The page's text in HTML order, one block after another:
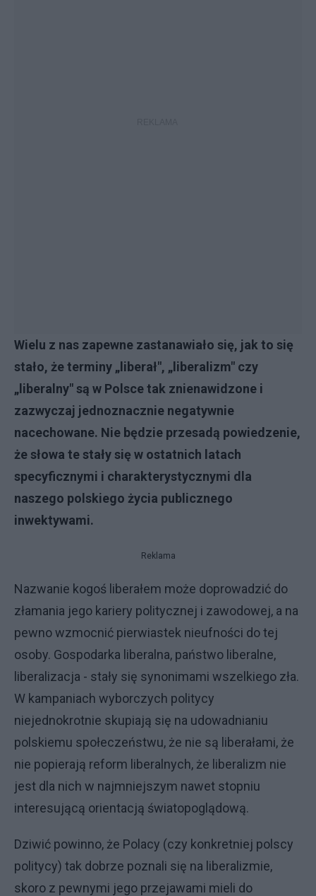
Wielu z nas zapewne zastanawiało się, jak to się
stało, że terminy „liberał", „liberalizm" czy
„liberalny" są w Polsce tak znienawidzone i
zazwyczaj jednoznacznie negatywnie
nacechowane. Nie będzie przesadą powiedzenie,
że słowa te stały się w ostatnich latach
specyficznymi i charakterystycznymi dla
naszego polskiego życia publicznego
inwektywami.
Reklama
Nazwanie kogoś liberałem może doprowadzić do
złamania jego kariery politycznej i zawodowej, a na
pewno wzmocnić pierwiastek nieufności do tej
osoby. Gospodarka liberalna, państwo liberalne,
liberalizacja - stały się synonimami wszelkiego zła.
W kampaniach wyborczych politycy
niejednokrotnie skupiają się na udowadnianiu
polskiemu społeczeństwu, że nie są liberałami, że
nie popierają reform liberalnych, że liberalizm nie
jest dla nich w najmniejszym nawet stopniu
interesującą orientacją światopoglądową.
Dziwić powinno, że Polacy (czy konkretniej polscy
politycy) tak dobrze poznali się na liberalizmie,
skoro z pewnymi jego przejawami mieli do